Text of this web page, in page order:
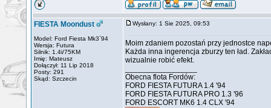
FIESTA Moondust
Model: Ford Fiesta Mk3`94
Wersja: Futura
Silnik: 1.4i/75KM
Imię: Mateusz
Dołączył: 11 Lip 2018
Posty: 291
Skąd: Szczecin
Wysłany: 1 Sie 2025, 09:53
Moim zdaniem pozostań przy jednostce
Każda inna ingerencja zburzy ten ład.
wizualnie robić efekt.
Obecna flota Fordów:
FORD FIESTA FUTURA 1.4 '94
FORD FIESTA FUTURA PRO 1.3 '96
FORD ESCORT MK6 1.4 CLX '94